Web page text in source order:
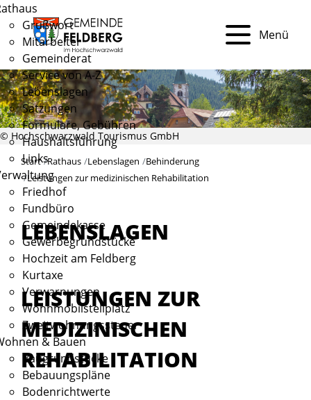
Grußwort
Mitarbeiter
Gemeinderat
Service von A-Z
Lebenslagen
Satzungen
Formulare, Gebühren
Haushaltsführung
Links
Friedhof
Fundbüro
Gemeindekasse
Gewerbegrundstücke
Hochzeit am Feldberg
Kurtaxe
Verwarnungen
Wohnmobilstellplatz
Zweitwohnungssteuer
& Bauen
Baugrundstücke
Bebauungspläne
Bodenrichtwerte
Menü
© Hochschwarzwald Tourismus GmbH
Start Rathaus Lebenslagen
Behinderung
Leistungen zur medizinischen Rehabilitation
LEBENSLAGEN
LEISTUNGEN ZUR
MEDIZINISCHEN
REHABILITATION